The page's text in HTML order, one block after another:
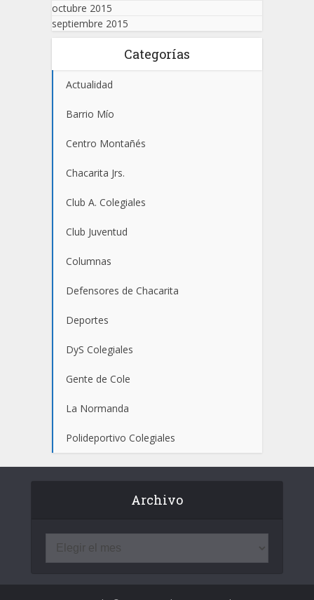
octubre 2015
septiembre 2015
Categorías
Actualidad
Barrio Mío
Centro Montañés
Chacarita Jrs.
Club A. Colegiales
Club Juventud
Columnas
Defensores de Chacarita
Deportes
DyS Colegiales
Gente de Cole
La Normanda
Polideportivo Colegiales
Archivo